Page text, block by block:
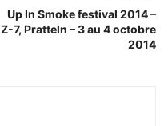
Up In Smoke festival 2014 –
Z-7, Pratteln – 3 au 4 octobre
2014